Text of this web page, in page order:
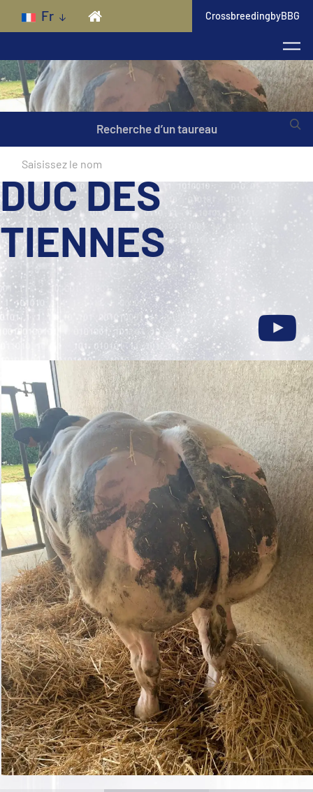
Skip to main content
Fr CrossbreedingbyBBG
Recherche d’un taureau
DUC DES
TIENNES